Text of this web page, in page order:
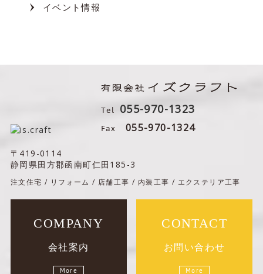
イベント情報
Tel 055-970-1323
Fax 055-970-1324
〒419-0114
静岡県田方郡函南町仁田185-3
注文住宅 / リフォーム / 店舗工事 / 内装工事 / エクステリア工事
COMPANY
会社案内
More
CONTACT
お問い合わせ
More